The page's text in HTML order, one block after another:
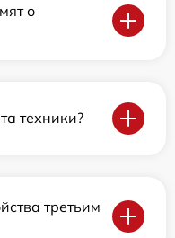
о
техники?
третьим